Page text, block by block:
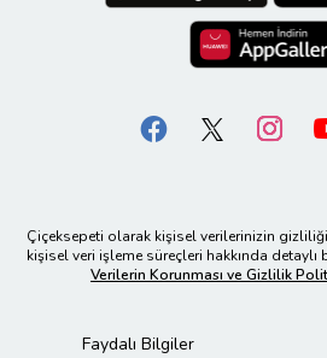
Çiçeksepeti olarak kişisel verilerinizin
kişisel veri işleme süreçleri hakkında
Verilerin Korunması ve Gizlilik
Faydalı Bilgiler